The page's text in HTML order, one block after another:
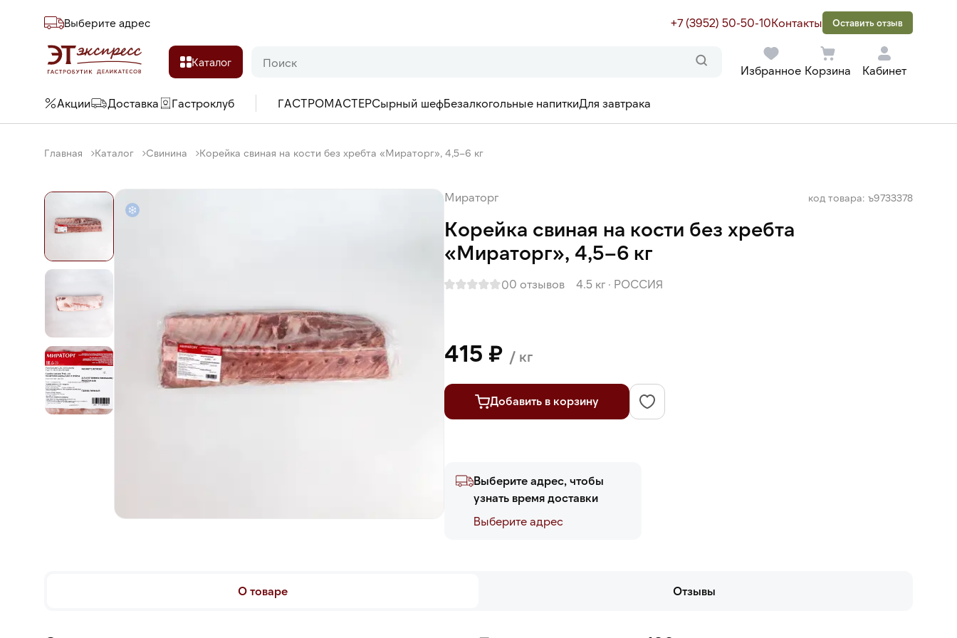
Выберите адреc +7 (3952) 50-50-10Контакты Оставить отзыв
Каталог
Избранное Корзина Кабинет
Акции Доставка Гастроклуб ГАСТРОМАСТЕРСырный шефБезалкогольные напиткиДля завтрака
Главная Каталог Свинина Корейка свиная на кости без хребта «Мираторг», 4,5–6 кг
Мираторг код товара: ъ9733378
Корейка свиная на кости без хребта
«Мираторг», 4,5–6 кг
00 отзывов 4.5 кг · РОССИЯ
415 ₽ / кг
Добавить в корзину
Выберите адрес, чтобы
узнать время доставки
Выберите адреc
О товаре Отзывы